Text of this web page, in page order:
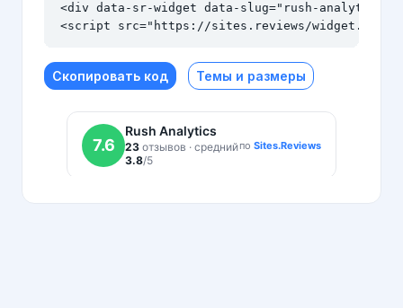
<div data-sr-widget data-slug="rush-
<script src="https://sites.reviews/widget.js"
Скопировать код Темы и размеры